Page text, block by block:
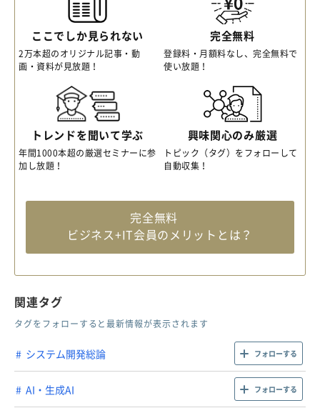
ここでしか見られない
2万本超のオリジナル記事・動
画・資料が見放題！
完全無料
登録料・月額料なし、完全無料で
使い放題！
トレンドを聞いて学ぶ
年間1000本超の厳選セミナーに参
加し放題！
興味関心のみ厳選
トピック（タグ）をフォローして
自動収集！
完全無料
ビジネス+IT会員のメリットとは？
関連タグ
タグをフォローすると最新情報が表示されます
システム開発総論 フォローする
AI・生成AI フォローする